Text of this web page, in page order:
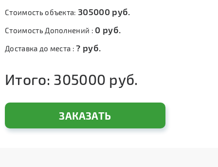
Стоимость объекта: 305000 руб.
Стоимость Дополнений : 0 руб.
Доставка до места :? руб.
Итого: 305000 руб.
ЗАКАЗАТЬ